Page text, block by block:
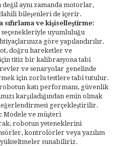
aynı zamanda motorlar,
bileşenleri de içerir.
sıfırlama ve kişiselleştirme:
seçenekleriyle uyumluluğu
göre yapılandırılır.
doğru hareketler ve
titiz bir kalibrasyona tabi
ve senaryolar genelinde
için zorlu testlere tabi tutulur.
katı performans, güvenlik
karşıladığından emin olmak
gerçekleştirilir.
Modele ve müşteri
robotun yeteneklerini
kontrolörler veya yazılım
sunabiliriz.